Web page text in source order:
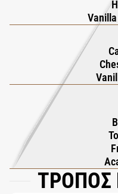
μαλακωμένη από
ζεστασιά της κουμαρίνης.
και γαλήνη, δίνοντας τον
Στην καρδιά, η
το μέλι από κάστανο
bourbon από τη Réunion,
ισορροπημένο γκουρμέ
κομψό και περιβάλλον
Γουατεμάλας, φραντζιπάνι
Τοσκάνης και σπόρους
βελούδινο, σχεδόν